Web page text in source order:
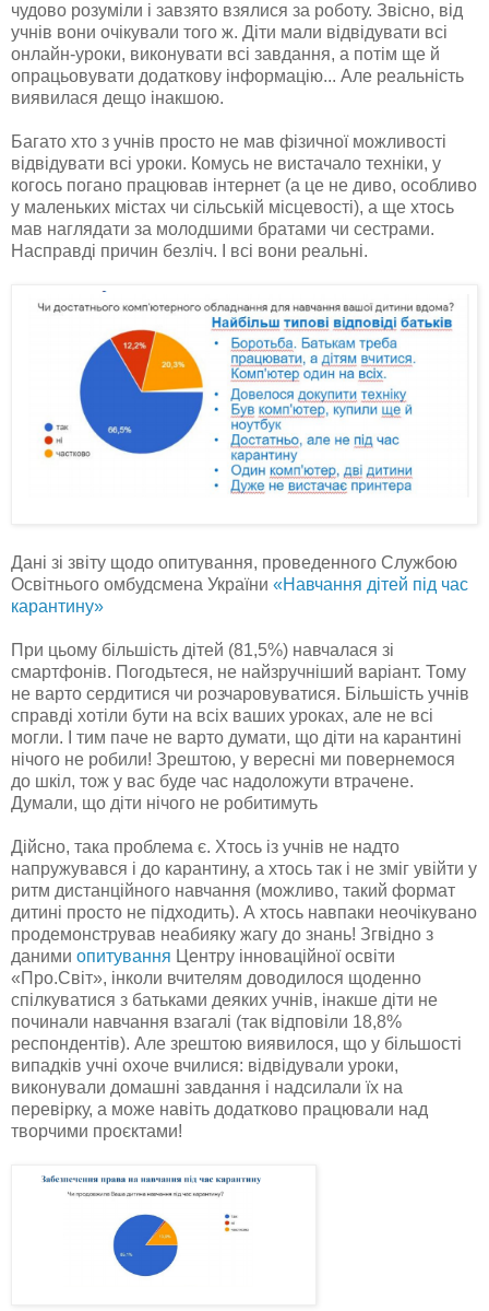
чудово розуміли і завзято взялися за роботу. Звісно, від
учнів вони очікували того ж. Діти мали відвідувати всі
онлайн-уроки, виконувати всі завдання, а потім ще й
опрацьовувати додаткову інформацію... Але реальність
виявилася дещо інакшою.
Багато хто з учнів просто не мав фізичної можливості
відвідувати всі уроки. Комусь не вистачало техніки, у
когось погано працював інтернет (а це не диво, особливо
у маленьких містах чи сільській місцевості), а ще хтось
мав наглядати за молодшими братами чи сестрами.
Насправді причин безліч. І всі вони реальні.
Дані зі звіту щодо опитування, проведенного Службою
Освітнього омбудсмена України «Навчання дітей під час
карантину»
При цьому більшість дітей (81,5%) навчалася зі
смартфонів. Погодьтеся, не найзручніший варіант. Тому
не варто сердитися чи розчаровуватися. Більшість учнів
справді хотіли бути на всіх ваших уроках, але не всі
могли. І тим паче не варто думати, що діти на карантині
нічого не робили! Зрештою, у вересні ми повернемося
до шкіл, тож у вас буде час надоложути втрачене.
Думали, що діти нічого не робитимуть
Дійсно, така проблема є. Хтось із учнів не надто
напружувався і до карантину, а хтось так і не зміг увійти у
ритм дистанційного навчання (можливо, такий формат
дитині просто не підходить). А хтось навпаки неочікувано
продемонстрував неабияку жагу до знань! Згвідно з
даними опитування Центру інноваційної освіти
«Про.Світ», інколи вчителям доводилося щоденно
спілкуватися з батьками деяких учнів, інакше діти не
починали навчання взагалі (так відповіли 18,8%
респондентів). Але зрештою виявилося, що у більшості
випадків учні охоче вчилися: відвідували уроки,
виконували домашні завдання і надсилали їх на
перевірку, а може навіть додатково працювали над
творчими проєктами!